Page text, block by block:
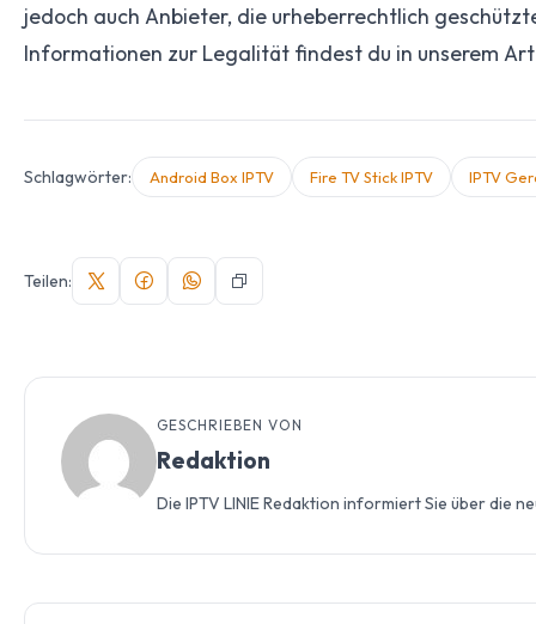
jedoch auch Anbieter, die urheberrechtlich
Informationen zur Legalität findest du in unserem
Schlagwörter: Android Box IPTV Fire TV Stick IPTV IPTV
Teilen:
GESCHRIEBEN VON
Redaktion
Die IPTV LINIE Redaktion informiert Sie über die